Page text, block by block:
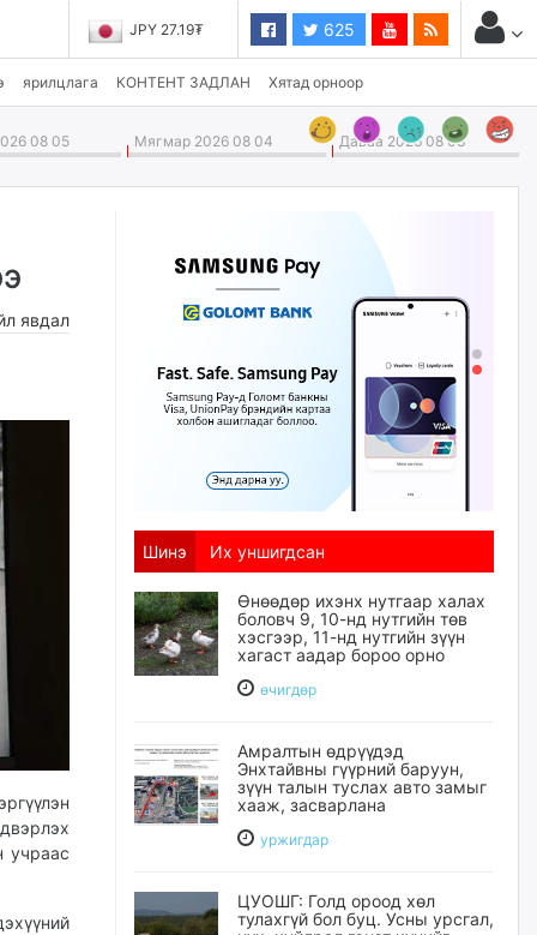
JPY 27.19₮ 625
ярилцлага КОНТЕНТ ЗАДЛАН Хятад орноор
08 05 Мягмар 2026 08 04 Даваа 2026 08 03
явдал
учраас
Шинэ Их уншигдсан
Өнөөдөр ихэнх нутгаар халах
боловч 9, 10-нд нутгийн төв
хэсгээр, 11-нд нутгийн зүүн
хагаст аадар бороо орно
өчигдѳр
Амралтын өдрүүдэд
Энхтайвны гүүрний баруун,
зүүн талын туслах авто замыг
хааж, засварлана
уржигдар
ЦУОШГ: Голд ороод хөл
тулахгүй бол буц. Усны урсгал,